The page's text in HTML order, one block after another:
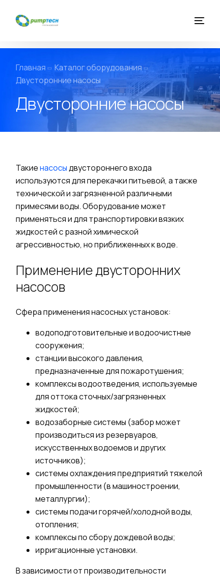
Главная
Каталог оборудования
Двусторонние насосы
Двусторонние насосы
Такиенасосыдвустороннего входа
используются для перекачки питьевой, а также
технической и загрязненной различными
примесямиводы. Оборудование может
применяться и для транспортировки вязких
жидкостейс разной химической
агрессивностью, но приближенных кводе.
Применение двусторонних
насосов
Сфера применениянасосныхустановок:
водоподготовительные и водоочистные
сооружения;
станции высокого давления,
предназначенные для пожаротушения;
комплексы водоотведения, используемые
для оттока сточных/загрязненных
жидкостей;
водозаборные системы (забор может
производиться из резервуаров,
искусственных водоемов и других
источников);
системы охлаждения предприятий тяжелой
промышленности (в машиностроении,
металлургии);
системы подачи горячей/холодной воды,
отопления;
комплексы по сбору дождевой воды;
ирригационные установки.
В зависимости от производительности
Главная
Новости
Контакты